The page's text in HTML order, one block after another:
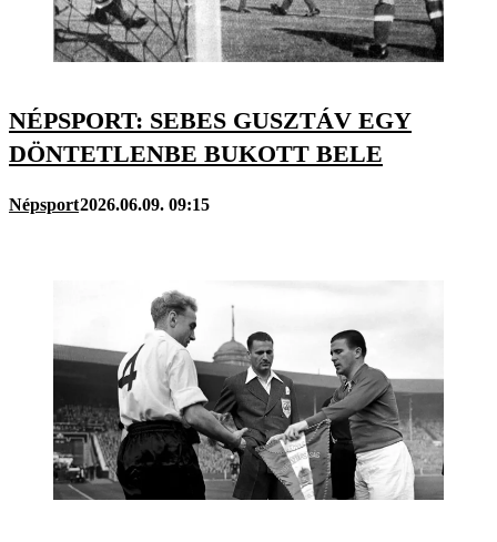
NÉPSPORT: SEBES GUSZTÁV EGY
DÖNTETLENBE BUKOTT BELE
Népsport2026.06.09. 09:15